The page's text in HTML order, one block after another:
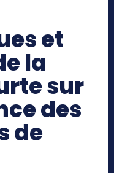
et
la
sur
des
de